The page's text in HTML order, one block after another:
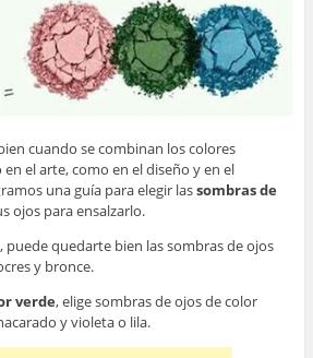
cuando se combinan los colores
el arte, como en el diseño y en el
una guía para elegir lassombras de
ojos para ensalzarlo.
, puede quedarte bien las sombras de ojos
y bronce.
verde, elige sombras de ojos de color
y violeta o lila.